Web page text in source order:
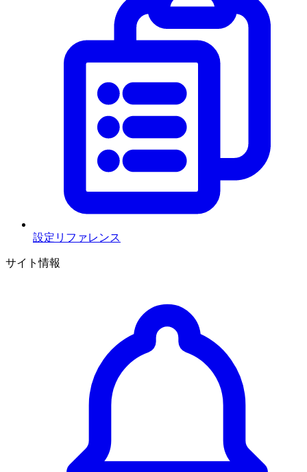
設定リファレンス
サイト情報